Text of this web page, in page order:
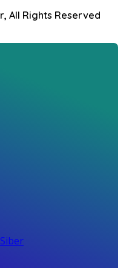
All Rights Reserved